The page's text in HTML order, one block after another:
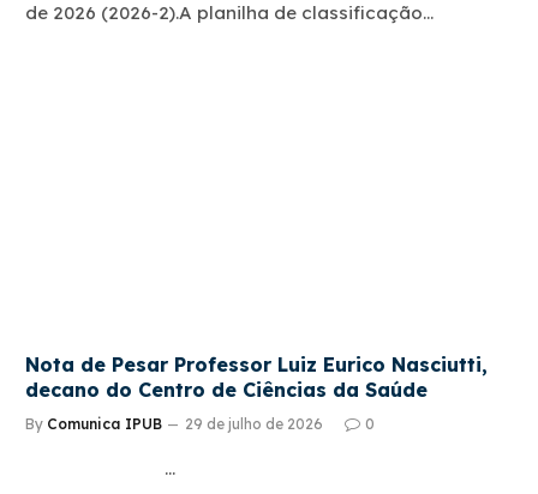
de 2026 (2026-2).A planilha de classificação…
Nota de Pesar Professor Luiz Eurico Nasciutti,
decano do Centro de Ciências da Saúde
By Comunica IPUB 29 de julho de 2026 0
…